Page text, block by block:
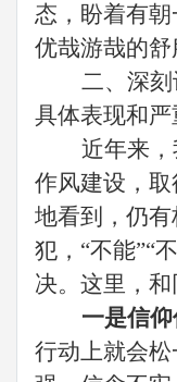
态，盼着有朝
优哉游哉的舒
二、 深
具体表现和严
近年来
作风建设，
地看到，仍
犯， “不能”“
决。这里，和
一是信仰
行动上就会松